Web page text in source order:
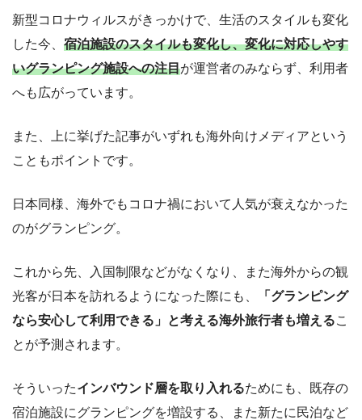
新型コロナウィルスがきっかけで、生活のスタイルも変化
した今、 宿泊施設のスタイルも変化し、変化に対応しやす
いグランピング施設への注目が運営者のみならず、利用者
へも広がっています。
また、上に挙げた記事がいずれも海外向けメディアという
こともポイントです。
日本同様、海外でもコロナ禍において人気が衰えなかった
のがグランピング。
これから先、入国制限などがなくなり、また海外からの観
光客が日本を訪れるようになった際にも、
「グランピング
なら安心して利用できる」と考える海外旅行者も増えるこ
とが予測されます。
そういったインバウンド層を取り入れるためにも、既存の
宿泊施設にグランピングを増設する、また新たに民泊など